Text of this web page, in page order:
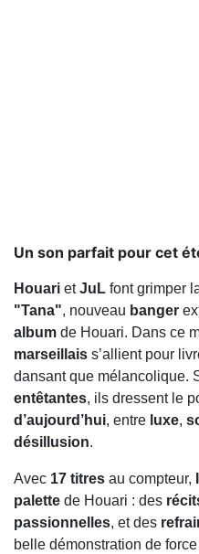
Un son parfait pour cet
Houari etJuL font grimper
"Tana", nouveau banger
album de Houari. Dans ce
marseillais s’allient pour
dansant que mélancolique.
entêtantes, ils dressent le
d’aujourd’hui, entre luxe,
désillusion.
Avec 17 titres au compteur,
palette de Houari : des
passionnelles, et des
belle démonstration de